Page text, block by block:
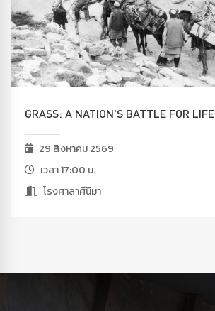
GRASS: A NATION'S BATTLE FOR LIFE
29 สิงหาคม 2569
เวลา 17:00 น.
โรงศาลาศีนิมา